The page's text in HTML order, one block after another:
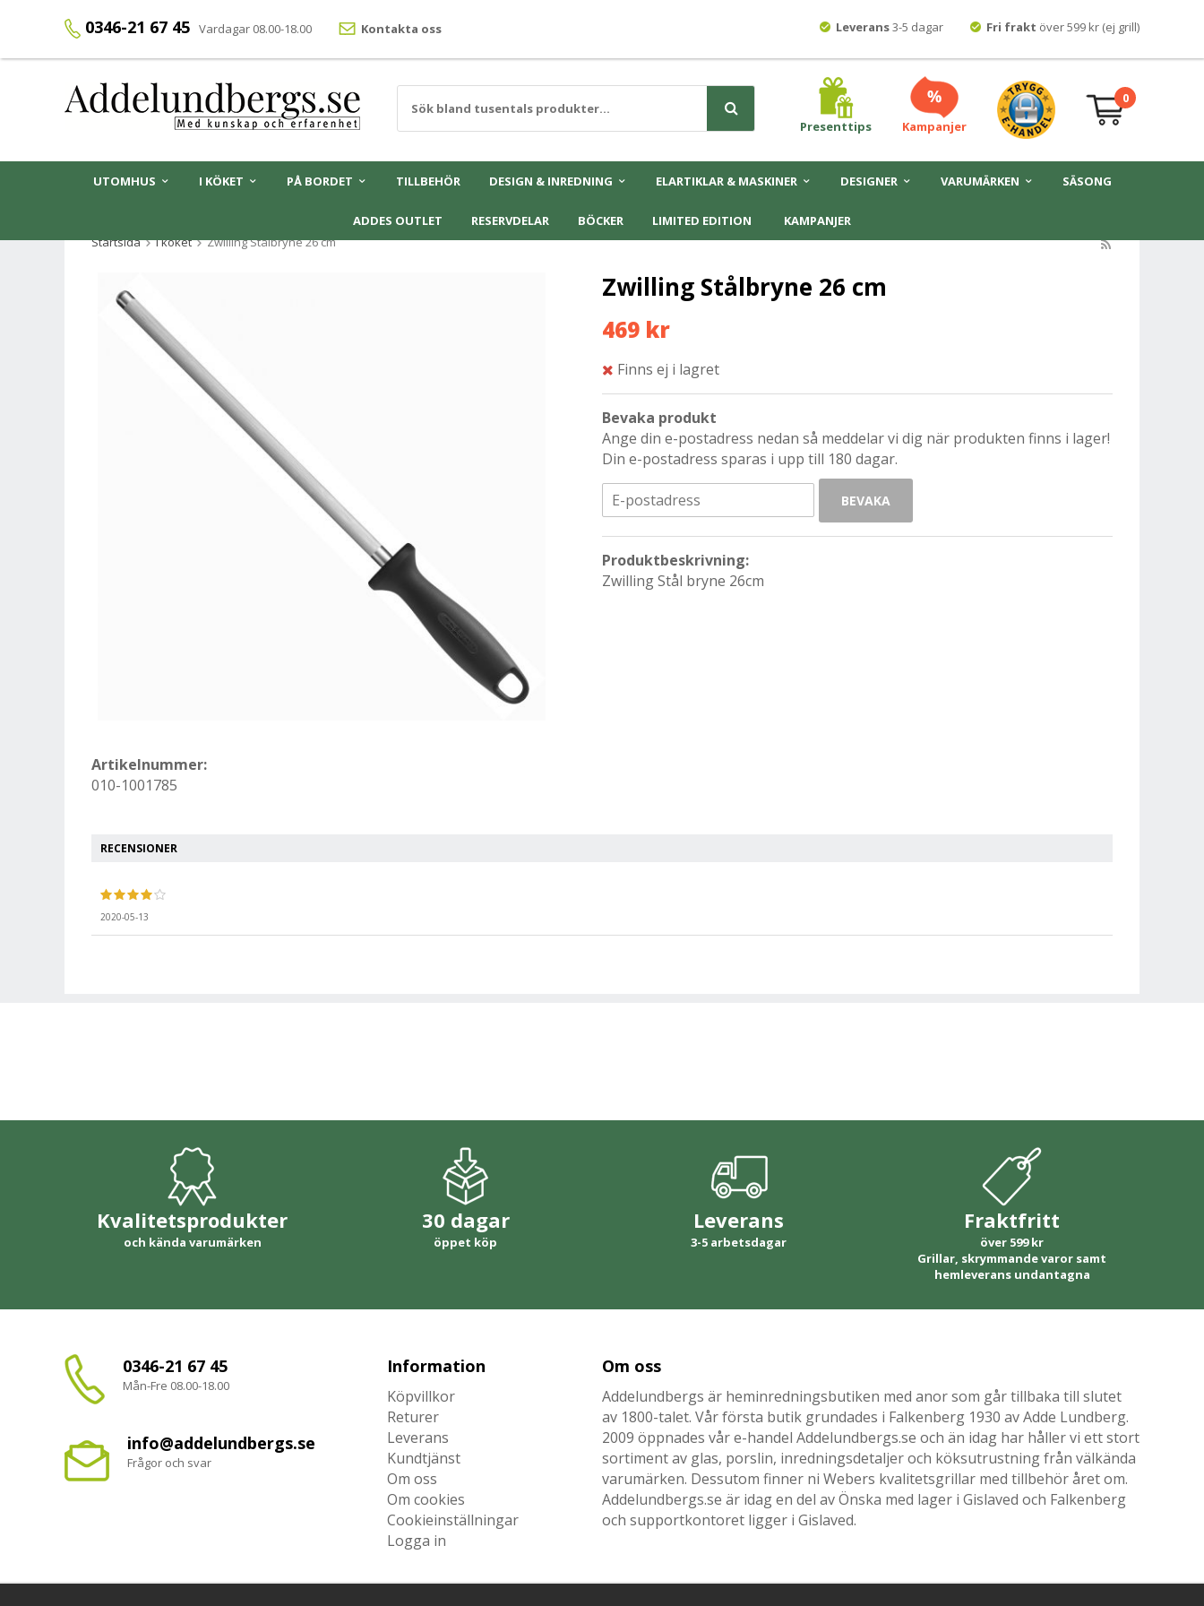
0346-21 67 45 Vardagar 08.00-18.00 Kontakta oss Leverans3-5 dagar Fri frakt över 599 kr (ej grill)
Presenttips Kampanjer
0
UTOMHUS I KÖKET PÅ BORDET TILLBEHÖR DESIGN & INREDNING ELARTIKLAR & MASKINER DESIGNER VARUMÄRKEN SÄSONG
ADDES OUTLET RESERVDELAR BÖCKER LIMITED EDITION
KAMPANJER
Startsida
I köket Zwilling Stålbryne 26 cm
Zwilling Stålbryne 26 cm
469 kr
Finns ej i lagret
Bevaka produkt
Ange din e-postadress nedan så meddelar vi dig när produkten finns i lager!
Din e-postadress sparas i upp till 180 dagar.
BEVAKA
Produktbeskrivning:
Zwilling Stål bryne 26cm
Artikelnummer:
010-1001785
RECENSIONER
2020-05-13
Kvalitetsprodukter
och kända varumärken
30 dagar
öppet köp
Leverans
3-5 arbetsdagar
Fraktfritt
över 599 kr
Grillar, skrymmande varor samt
hemleverans undantagna
0346-21 67 45
Mån-Fre 08.00-18.00
info@addelundbergs.se
Frågor och svar
Information
Köpvillkor
Returer
Leverans
Kundtjänst
Om oss
Om cookies
Cookieinställningar
Logga in
Om oss
Addelundbergs är heminredningsbutiken med anor som går tillbaka till slutet
av 1800-talet. Vår första butik grundades i Falkenberg 1930 av Adde Lundberg.
2009 öppnades vår e-handel Addelundbergs.se och än idag har håller vi ett stort
sortiment av glas, porslin, inredningsdetaljer och köksutrustning från välkända
varumärken. Dessutom finner ni Webers kvalitetsgrillar med tillbehör året om.
Addelundbergs.se är idag en del av Önska med lager i Gislaved och Falkenberg
och supportkontoret ligger i Gislaved.